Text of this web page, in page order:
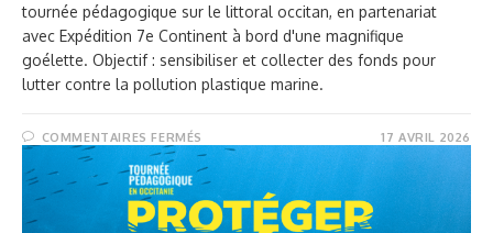
tournée pédagogique sur le littoral occitan, en partenariat
avec Expédition 7e Continent à bord d'une magnifique
goélette. Objectif : sensibiliser et collecter des fonds pour
lutter contre la pollution plastique marine.
COMMENTAIRES FERMÉS 17 AVRIL 2026